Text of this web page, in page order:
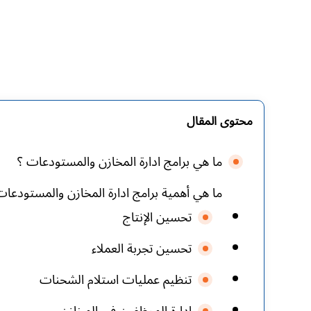
محتوى المقال
ما هي برامج ادارة المخازن والمستودعات ؟
ما هي أهمية برامج ادارة المخازن
تحسين الإنتاج
تحسين تجربة العملاء
تنظيم عمليات استلام الشحنات